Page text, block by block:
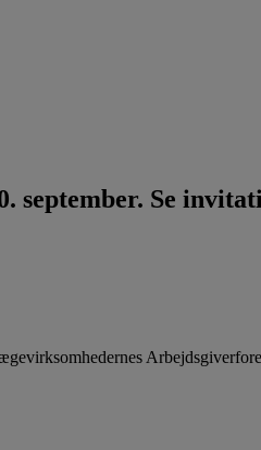
september. Se